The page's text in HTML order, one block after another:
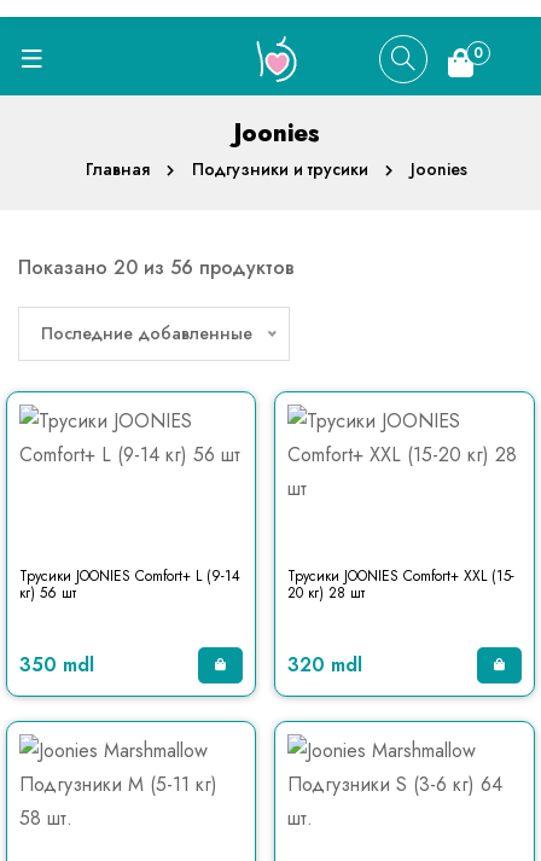
0
Joonies
Главная Подгузники и трусики Joonies
Показано 20 из 56 продуктов
Последние добавленные
Трусики JOONIES Comfort+ L (9-14
кг) 56 шт
350 mdl
Трусики JOONIES Comfort+ XXL (15-
20 кг) 28 шт
320 mdl